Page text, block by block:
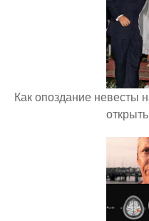
Как опоздание невесты